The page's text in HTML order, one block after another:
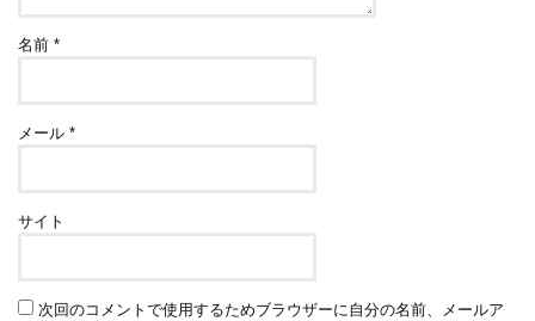
名前*
メール*
サイト
次回のコメントで使用するためブラウザーに自分の名前、メールア